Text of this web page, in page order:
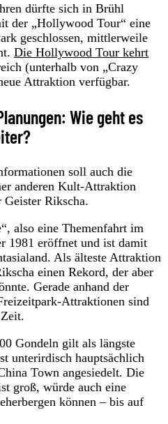
dürfte sich in Brühl
der „Hollywood Tour“ eine
geschlossen, mittlerweile
Die Hollywood Tour kehrt
(unterhalb von „Crazy
Attraktion verfügbar.
Wie geht es
soll auch die
anderen Kult-Attraktion
Rikscha.
also eine Themenfahrt im
1981 eröffnet und ist damit
Als älteste Attraktion
einen Rekord, der aber
Gerade anhand der
Attraktionen sind
Gondeln gilt als längste
unterirdisch hauptsächlich
Town angesiedelt. Die
groß, würde auch eine
können – bis auf